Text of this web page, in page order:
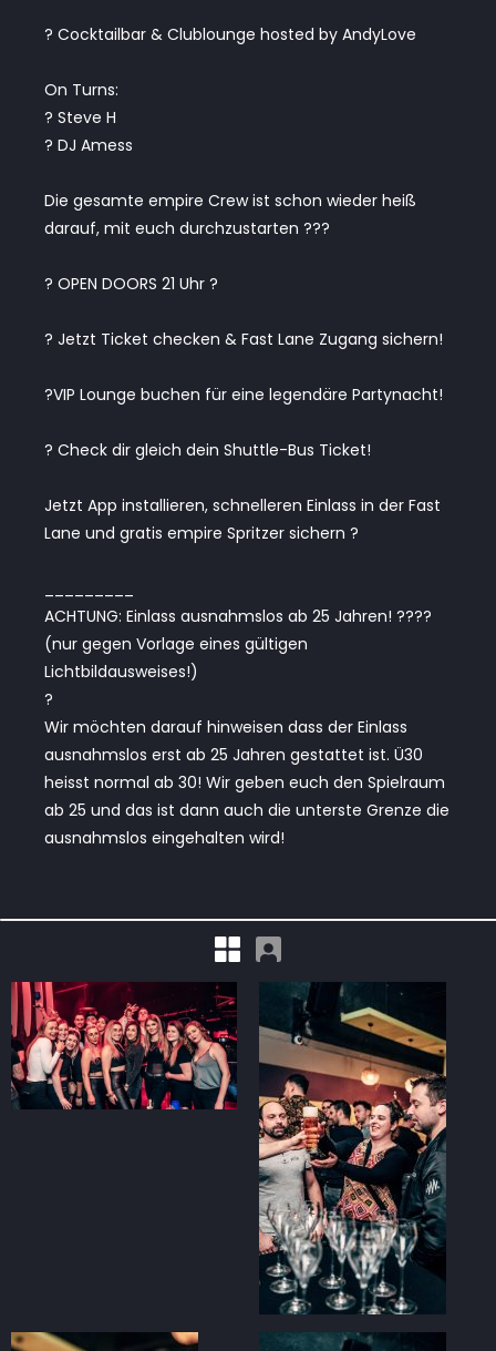
? Cocktailbar & Clublounge hosted by AndyLove
On Turns:
? Steve H
? DJ Amess
Die gesamte empire Crew ist schon wieder heiß
darauf, mit euch durchzustarten ???
? OPEN DOORS 21 Uhr ?
? Jetzt Ticket checken & Fast Lane Zugang sichern!
?VIP Lounge buchen für eine legendäre Partynacht!
? Check dir gleich dein Shuttle-Bus Ticket!
Jetzt App installieren, schnelleren Einlass in der Fast
Lane und gratis empire Spritzer sichern ?
ACHTUNG: Einlass ausnahmslos ab 25 Jahren! ????
(nur gegen Vorlage eines gültigen
Lichtbildausweises!)
?
Wir möchten darauf hinweisen dass der Einlass
ausnahmslos erst ab 25 Jahren gestattet ist. Ü30
heisst normal ab 30! Wir geben euch den Spielraum
ab 25 und das ist dann auch die unterste Grenze die
ausnahmslos eingehalten wird!